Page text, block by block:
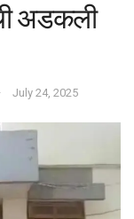
अडकली
July 24, 2025